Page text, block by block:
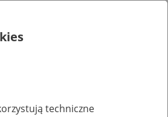
techniczne